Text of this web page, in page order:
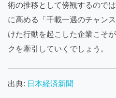
術の推移として傍観するので
に高める「千載一遇のチャン
けた行動を起こした企業こそ
クを牽引していくでしょう。
出典: 日本経済新聞